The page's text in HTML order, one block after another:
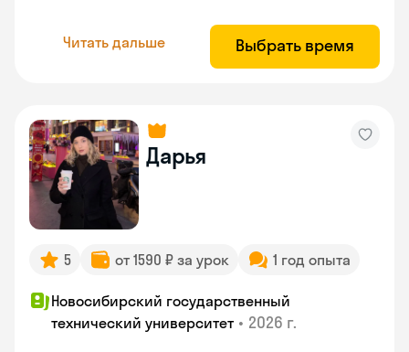
Читать дальше Выбрать время
Дарья
5 от 1590 ₽ за урок 1 год опыта
Новосибирский государственный
технический университет • 2026 г.